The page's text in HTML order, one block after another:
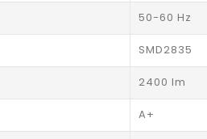
50-60 Hz
SMD2835
2400 lm
A+